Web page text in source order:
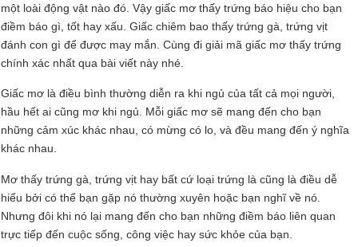
một loài động vật nào đó. Vậy giấc mơ thấy trứng báo hiệu cho bạn
điềm báo gì, tốt hay xấu. Giấc chiêm bao thấy trứng gà, trứng vịt
đánh con gì để được may mắn. Cùng đi giải mã giấc mơ thấy trứng
chính xác nhất qua bài viết này nhé.
Giấc mơ là điều bình thường diễn ra khi ngủ của tất cả mọi người,
hầu hết ai cũng mơ khi ngủ. Mỗi giấc mơ sẽ mang đến cho bạn
những cảm xúc khác nhau, có mừng có lo, và đều mang đến ý nghĩa
khác nhau.
Mơ thấy trứng gà, trứng vịt hay bất cứ loại trứng là cũng là điều dễ
hiểu bởi có thể bạn gặp nó thường xuyên hoặc bạn nghĩ về nó.
Nhưng đôi khi nó lại mang đến cho bạn những điềm báo liên quan
trực tiếp đến cuộc sống, công việc hay sức khỏe của bạn.